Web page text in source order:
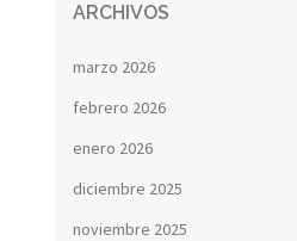
ARCHIVOS
marzo 2026
febrero 2026
enero 2026
diciembre 2025
noviembre 2025